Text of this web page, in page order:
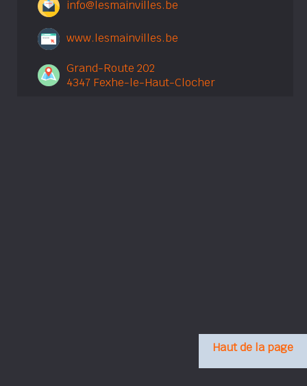
info@lesmainvilles.be
www.lesmainvilles.be
Grand-Route 202
4347 Fexhe-le-Haut-Clocher
Haut de la page